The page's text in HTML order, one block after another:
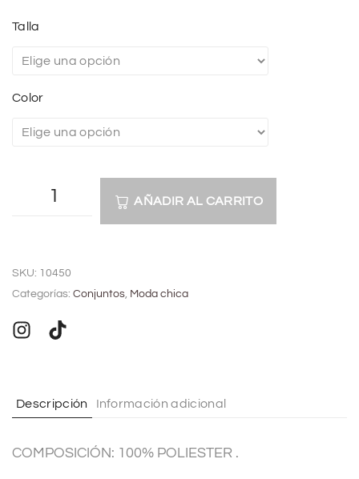
Talla
Color
AÑADIR AL CARRITO
t
e
r
i
e
SKU: 10450
Categorías: Conjuntos, Moda chica
Descripción Información adicional
COMPOSICIÓN: 100% POLIESTER .